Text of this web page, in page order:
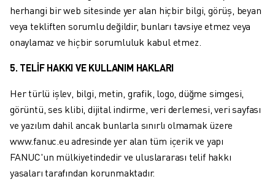
TÜM SEKTÖRLER
HAVACILIK
OTOMOTIV
ELEKTRONIK
YIYECEK VE IÇECEK
MEDIKAL
DEPOLAMA, LOJISTIK, SEVKIYAT
UYGULAMALAR
TÜM UYGULAMALAR
herhangi bir web sitesinde yer alan hiçbir bilgi, görüş, beyan
veya tekliften sorumlu değildir, bunları tavsiye etmez veya
onaylamaz ve hiçbir sorumluluk kabul etmez.
5. TELİF HAKKI VE KULLANIM HAKLARI
Her türlü işlev, bilgi, metin, grafik, logo, düğme simgesi,
görüntü, ses klibi, dijital indirme, veri derlemesi, veri sayfası
ve yazılım dahil ancak bunlarla sınırlı olmamak üzere
www.fanuc.eu adresinde yer alan tüm içerik ve yapı
FANUC'un mülkiyetindedir ve uluslararası telif hakkı
yasaları tarafından korunmaktadır.